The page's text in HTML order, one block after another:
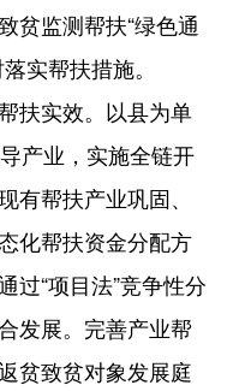
贫监测帮扶“绿色通
实帮扶措施。
扶实效。以县为单
产业，实施全链开
有帮扶产业巩固、
化帮扶资金分配方
过“项目法”竞争性分
发展。完善产业帮
贫致贫对象发展庭